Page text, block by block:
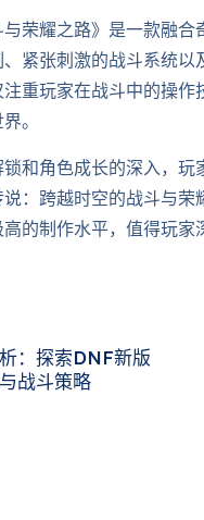
荣耀之路》是一款融
紧张刺激的战斗系统
重玩家在战斗中的操
。
和角色成长的深入，
：跨越时空的战斗与
的制作水平，值得玩家
：探索DNF新版
战斗策略